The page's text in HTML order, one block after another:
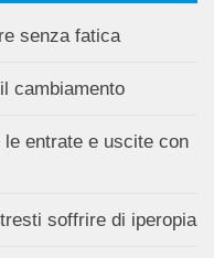
senza fatica
cambiamento
entrate e uscite con
soffrire di iperopia